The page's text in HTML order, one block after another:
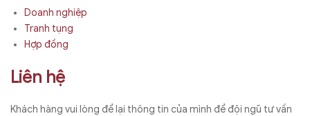
Doanh nghiệp
Tranh tụng
Hợp đồng
Liên hệ
Khách hàng vui lòng để lại thông tin của mình để đội ngũ tư vấn